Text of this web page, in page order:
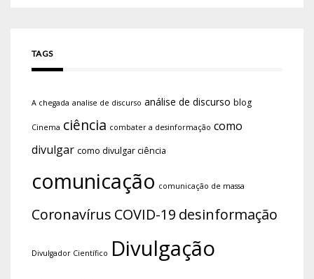
TAGS
A chegada analise de discurso análise de discurso blog
Cinema ciência combater a desinformação como
divulgar como divulgar ciência
comunicação comunicação de massa
Coronavírus COVID-19 desinformação
Divulgador Científico Divulgação